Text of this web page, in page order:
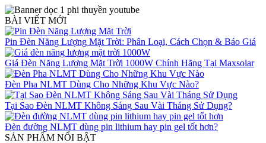
BÀI VIẾT MỚI
Pin Đèn Năng Lượng Mặt Trời: Phân Loại, Cách Chọn & Báo Giá
Giá Đèn Năng Lượng Mặt Trời 1000W Chính Hãng Tại Maxsolar
Đèn Pha NLMT Dùng Cho Những Khu Vực Nào?
Tại Sao Đèn NLMT Không Sáng Sau Vài Tháng Sử Dụng?
Đèn đường NLMT dùng pin lithium hay pin gel tốt hơn?
SẢN PHẨM NỔI BẬT